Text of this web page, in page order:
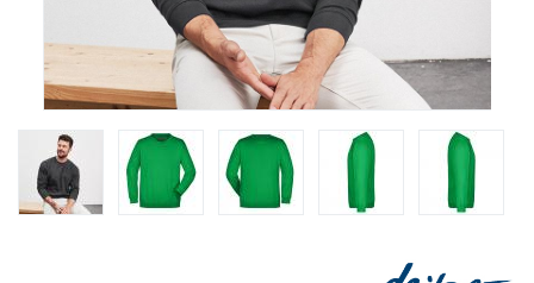
SERVICES
ROADSHOWS, FORUM DES EXPERTS
MARQUES & CERTIFICATS
TECHNIQUES MARQUAGE
BLOG